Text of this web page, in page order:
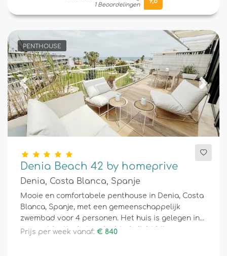
1 Beoordelingen
PENTHOUSE
Previous Next
Denia Beach 42 by homeprive
Denia, Costa Blanca, Spanje
Mooie en comfortabele penthouse in Denia, Costa
Blanca, Spanje, met een gemeenschappelijk
zwembad voor 4 personen. Het huis is gelegen in
een residentieel strandgebied, dicht bij
Prijs per week vanaf: € 840